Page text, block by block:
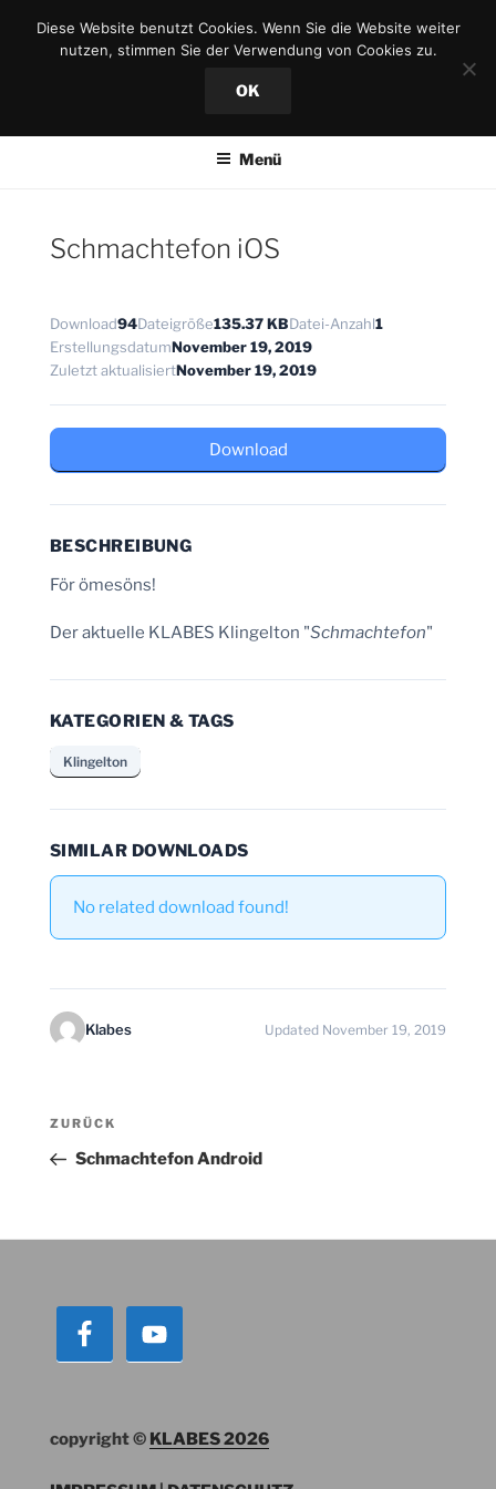
Inhalt
Menü
Schmachtefon iOS
Download94Dateigröße135.37 KBDatei-Anzahl1
ErstellungsdatumNovember 19, 2019
Zuletzt aktualisiertNovember 19, 2019
Download
BESCHREIBUNG
För ömesöns!
Der aktuelle KLABES Klingelton "Schmachtefon"
KATEGORIEN & TAGS
Klingelton
SIMILAR DOWNLOADS
No related download found!
Klabes Updated November 19, 2019
Beitragsnavigation
Vorheriger
Beitrag
ZURÜCK
Schmachtefon Android
copyright © KLABES 2026
Diese Website benutzt Cookies. Wenn Sie die Website weiter
nutzen, stimmen Sie der Verwendung von Cookies zu.
OK